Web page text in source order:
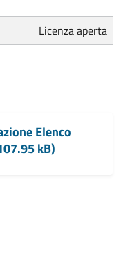
Licenza aperta
Elenco
kB)